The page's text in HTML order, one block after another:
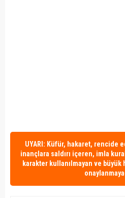
UYARI: Küfür, hakaret, rencide
inançlara saldırı içeren, imla
karakter kullanılmayan ve büyük